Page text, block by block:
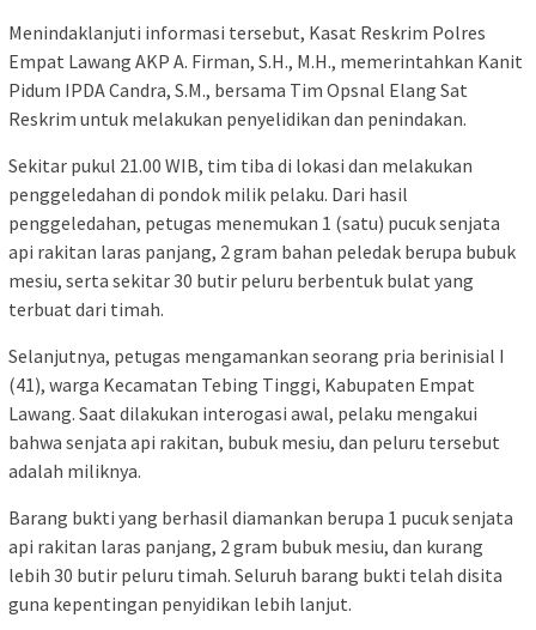
Menindaklanjuti informasi tersebut, Kasat Reskrim Polres
Empat Lawang AKP A. Firman, S.H., M.H., memerintahkan Kanit
Pidum IPDA Candra, S.M., bersama Tim Opsnal Elang Sat
Reskrim untuk melakukan penyelidikan dan penindakan.
Sekitar pukul 21.00 WIB, tim tiba di lokasi dan melakukan
penggeledahan di pondok milik pelaku. Dari hasil
penggeledahan, petugas menemukan 1 (satu) pucuk senjata
api rakitan laras panjang, 2 gram bahan peledak berupa bubuk
mesiu, serta sekitar 30 butir peluru berbentuk bulat yang
terbuat dari timah.
Selanjutnya, petugas mengamankan seorang pria berinisial I
(41), warga Kecamatan Tebing Tinggi, Kabupaten Empat
Lawang. Saat dilakukan interogasi awal, pelaku mengakui
bahwa senjata api rakitan, bubuk mesiu, dan peluru tersebut
adalah miliknya.
Barang bukti yang berhasil diamankan berupa 1 pucuk senjata
api rakitan laras panjang, 2 gram bubuk mesiu, dan kurang
lebih 30 butir peluru timah. Seluruh barang bukti telah disita
guna kepentingan penyidikan lebih lanjut.